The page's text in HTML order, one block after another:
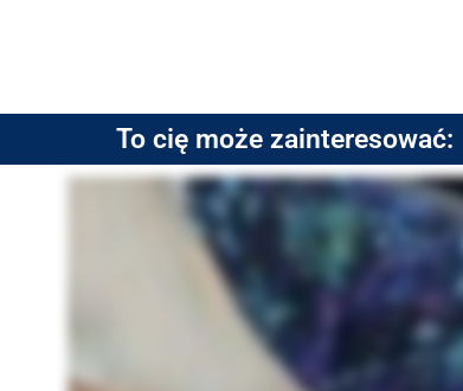
To cię może zainteresować: